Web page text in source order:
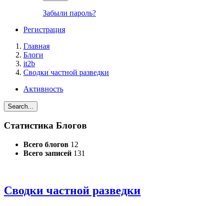
Забыли пароль?
Регистрация
Главная
Блоги
it2b
Сводки частной разведки
Активность
Search...
Статистика Блогов
Всего блогов 12
Всего записей 131
Сводки частной разведки